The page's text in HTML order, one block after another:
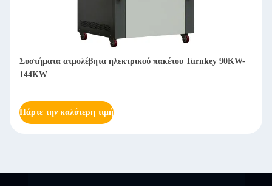
Οικολογικά φιλικά συστήματα λέβητα θερμού νερού με καύση
πετρελαίου / αερίου 1400KW-3500KW
Πάρτε την καλύτερη τιμή